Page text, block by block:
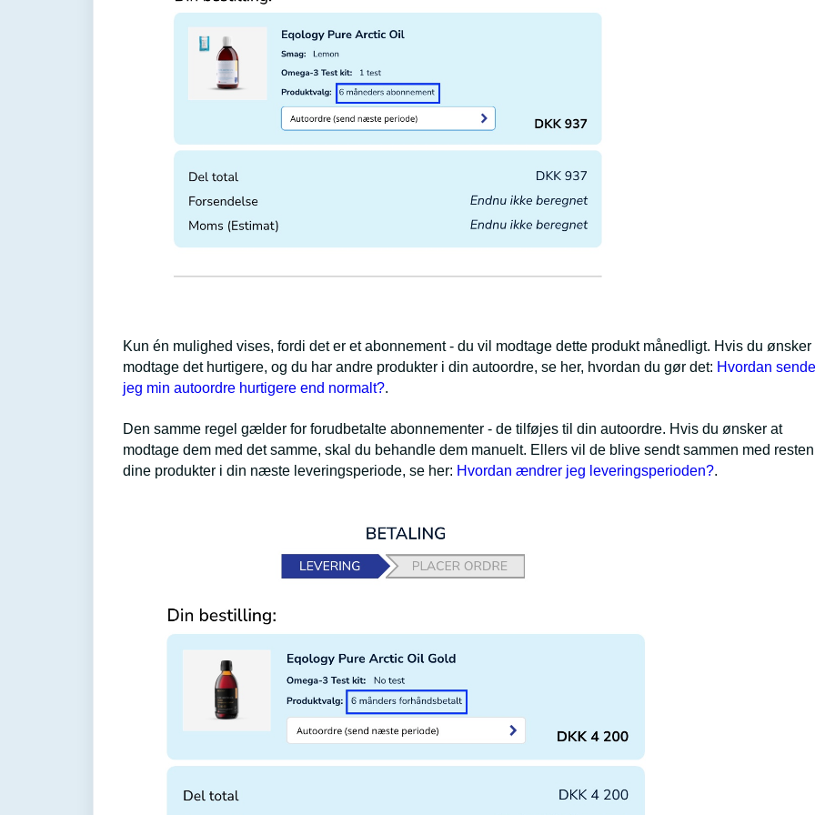
Kun én mulighed vises, fordi det er et abonnement - du vil modtage dette produkt månedligt. Hvis du ønsker
modtage det hurtigere, og du har andre produkter i din autoordre, se her, hvordan du gør det: Hvordan
jeg min autoordre hurtigere end normalt?.
Den samme regel gælder for forudbetalte abonnementer - de tilføjes til din autoordre. Hvis du ønsker at
modtage dem med det samme, skal du behandle dem manuelt. Ellers vil de blive sendt sammen med
dine produkter i din næste leveringsperiode, se her: Hvordan ændrer jeg leveringsperioden?.